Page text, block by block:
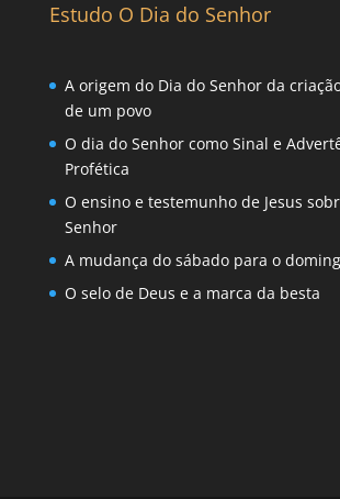
Estudo O Dia do Senhor
A origem do Dia do Senhor da
de um povo
O dia do Senhor como Sinal e
Profética
O ensino e testemunho de Jesus
Senhor
A mudança do sábado para o
O selo de Deus e a marca da besta